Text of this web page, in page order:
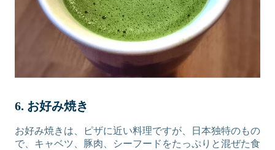
6. お好み焼き
お好み焼きは、ピザに近い料理ですが、日本独特のもの
で、キャベツ、豚肉、シーフードをたっぷりと混ぜた食